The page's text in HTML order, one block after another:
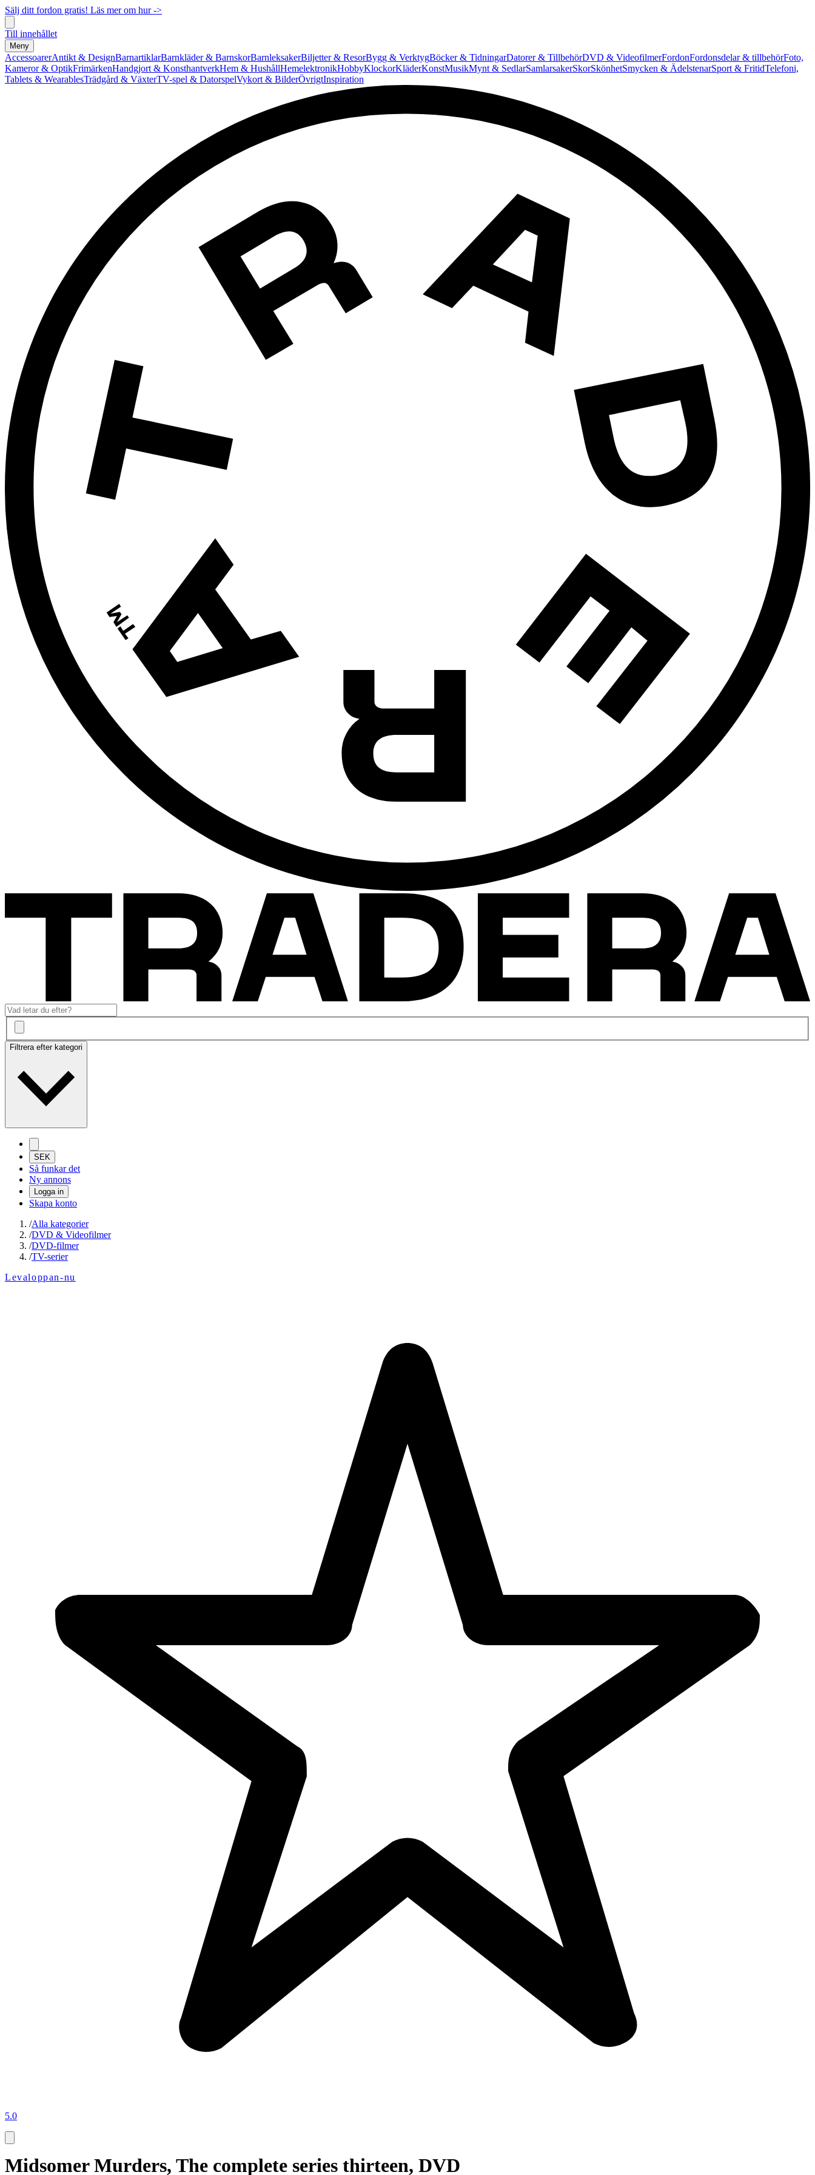
Sälj ditt fordon gratis! Läs mer om hur ->
Till innehållet
Meny
AccessoarerAntikt & DesignBarnartiklarBarnkläder & BarnskorBarnleksakerBiljetter & ResorBygg & VerktygBöcker & TidningarDatorer & TillbehörDVD & VideofilmerFordonFordonsdelar & tillbehörFoto,
Kameror & OptikFrimärkenHandgjort & KonsthantverkHem & HushållHemelektronikHobbyKlockorKläderKonstMusikMynt & SedlarSamlarsakerSkorSkönhetSmycken & ÄdelstenarSport & FritidTelefoni,
Tablets & WearablesTrädgård & VäxterTV-spel & DatorspelVykort & BilderÖvrigtInspiration
Filtrera efter kategori
SEK
Så funkar det
Ny annons
Logga in
Skapa konto
/Alla kategorier
/DVD & Videofilmer
/DVD-filmer
/TV-serier
Levaloppan-nu
5.0
Midsomer Murders, The complete series thirteen, DVD